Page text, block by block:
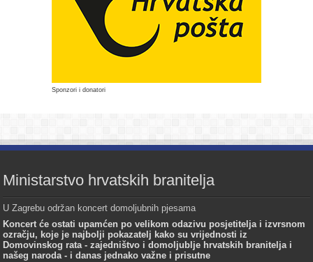
Sponzori i donatori
Ministarstvo hrvatskih branitelja
U Zagrebu održan koncert domoljubnih pjesama
Koncert će ostati upamćen po velikom odazivu posjetitelja i izvrsnom
ozračju, koje je najbolji pokazatelj kako su vrijednosti iz
Domovinskog rata - zajedništvo i domoljublje hrvatskih branitelja i
našeg naroda - i danas jednako važne i prisutne